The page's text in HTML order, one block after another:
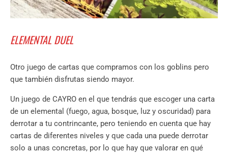
ELEMENTAL DUEL
Otro juego de cartas que compramos con los goblins pero
que también disfrutas siendo mayor.
Un juego de CAYRO en el que tendrás que escoger una carta
de un elemental (fuego, agua, bosque, luz y oscuridad) para
derrotar a tu contrincante, pero teniendo en cuenta que hay
cartas de diferentes niveles y que cada una puede derrotar
solo a unas concretas, por lo que hay que valorar en qué